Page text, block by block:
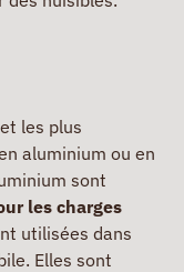
les plus
aluminium ou en
sont
les charges
utilisées dans
Elles sont